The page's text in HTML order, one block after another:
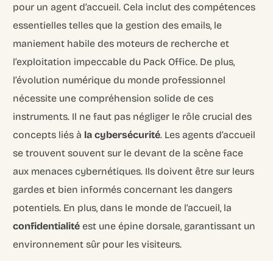
pour un agent d’accueil. Cela inclut des compétences
essentielles telles que la gestion des emails, le
maniement habile des moteurs de recherche et
l’exploitation impeccable du Pack Office. De plus,
l’évolution numérique du monde professionnel
nécessite une compréhension solide de ces
instruments. Il ne faut pas négliger le rôle crucial des
concepts liés à la cybersécurité. Les agents d’accueil
se trouvent souvent sur le devant de la scène face
aux menaces cybernétiques. Ils doivent être sur leurs
gardes et bien informés concernant les dangers
potentiels. En plus, dans le monde de l’accueil, la
confidentialité est une épine dorsale, garantissant un
environnement sûr pour les visiteurs.